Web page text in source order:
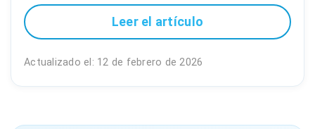
Leer el artículo
Actualizado el: 12 de febrero de 2026